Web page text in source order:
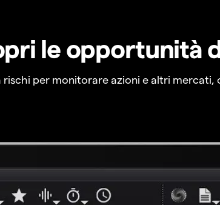
le opportunità
per monitorare azioni e altri